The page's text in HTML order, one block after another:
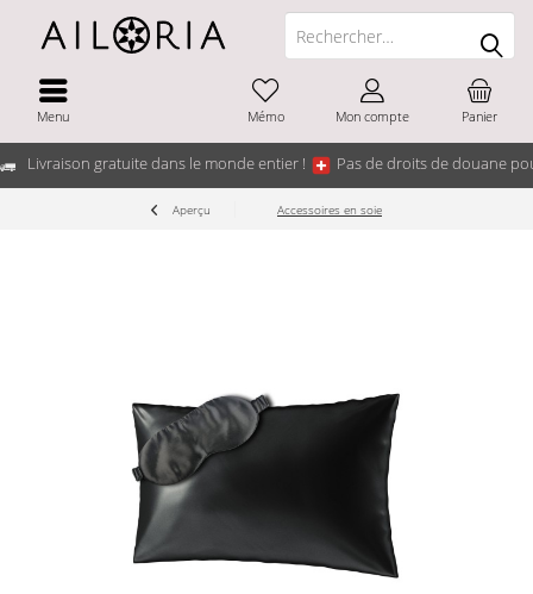
Livraison gratuite dans le monde entier ! Pas de droits de douane
Menu Panier
Mémo Mon compte
Aperçu Accessoires en soie